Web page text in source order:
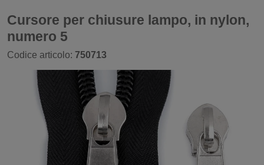
Cursore per chiusure lampo, in nylon,
numero 5
Codice articolo: 750713